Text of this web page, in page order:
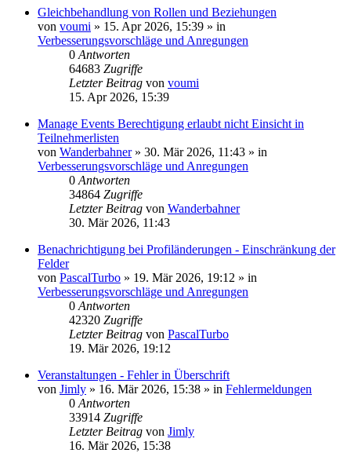
Gleichbehandlung von Rollen und Beziehungen
von voumi » 15. Apr 2026, 15:39 » in
Verbesserungsvorschläge und Anregungen
0 Antworten
64683 Zugriffe
Letzter Beitrag von voumi
15. Apr 2026, 15:39
Manage Events Berechtigung erlaubt nicht Einsicht in
Teilnehmerlisten
von Wanderbahner» 30. Mär 2026, 11:43 » in
Verbesserungsvorschläge und Anregungen
0 Antworten
34864 Zugriffe
Letzter Beitrag von Wanderbahner
30. Mär 2026, 11:43
Benachrichtigung bei Profiländerungen - Einschränkung der
Felder
von PascalTurbo » 19. Mär 2026, 19:12 » in
Verbesserungsvorschläge und Anregungen
0 Antworten
42320 Zugriffe
Letzter Beitrag von PascalTurbo
19. Mär 2026, 19:12
Veranstaltungen - Fehler in Überschrift
von Jimly » 16. Mär 2026, 15:38 » in Fehlermeldungen
0 Antworten
33914 Zugriffe
Letzter Beitrag von Jimly
16. Mär 2026, 15:38